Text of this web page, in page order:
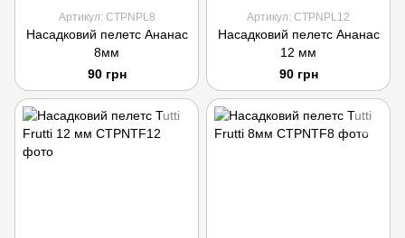
Артикул: CTPNPL8
Насадковий пелетс Ананас
8мм
90 грн
Артикул: CTPNPL12
Насадковий пелетс Ананас
12 мм
90 грн